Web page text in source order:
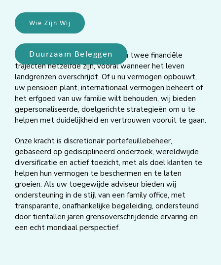
Wie Zijn Wij
Duurzaam Beleggen
Bij Noesis begrijpen we dat geen twee financiële
trajecten hetzelfde zijn, vooral wanneer het leven
landgrenzen overschrijdt. Of u nu vermogen opbouwt,
uw pensioen plant, internationaal vermogen beheert of
het erfgoed van uw familie wilt behouden, wij bieden
gepersonaliseerde, doelgerichte strategieën om u te
helpen met duidelijkheid en vertrouwen vooruit te gaan.
Onze kracht is discretionair portefeuillebeheer,
gebaseerd op gedisciplineerd onderzoek, wereldwijde
diversificatie en actief toezicht, met als doel klanten te
helpen hun vermogen te beschermen en te laten
groeien. Als uw toegewijde adviseur bieden wij
ondersteuning in de stijl van een family office, met
transparante, onafhankelijke begeleiding, ondersteund
door tientallen jaren grensoverschrijdende ervaring en
een echt mondiaal perspectief.